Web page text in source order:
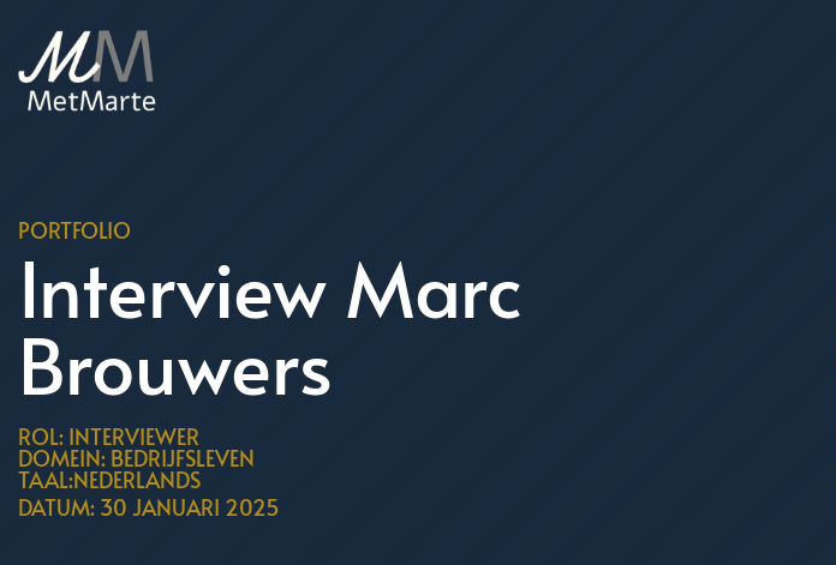
PORTFOLIO
Interview Marc
Brouwers
ROL: INTERVIEWER
DOMEIN: BEDRIJFSLEVEN
TAAL:NEDERLANDS
DATUM: 30 JANUARI 2025